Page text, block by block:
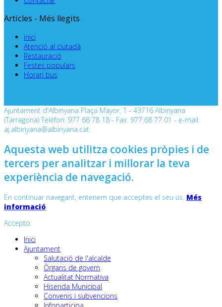
Articles - Més llegits
inici
Atenció al ciutadà
Restauració
Festes populars
Horari bus
Ajuntament d'Albinyana Plaça Mayor, 1 - 43716 Albinyana
(Tarragona) Telèfon: 977 68 78 18 - Fax: 977 68 77 01 - e-mail:
aj.albinyana@albinyana.cat
Aquesta web utilitza cookies pròpies i de
tercers per analitzar i millorar la teva
experiència de navegació.
En continuar navegant, entenem que acceptes el seu ús. Més
informació
Accepto
Inici
Ajuntament
Salutació de l'alcalde
Òrgans de govern
Actualitat Normativa
Hisenda Municipal
Convenis i subvencions